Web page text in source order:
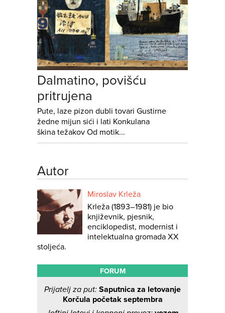
Dalmatino, povišću
pritrujena
Pute, laze pizon dubli tovari Gustirne
žedne mijun sići i lati Konkulana
škina težakov Od motik...
Autor
Miroslav Krleža
Krleža (1893–1981) je bio
književnik, pjesnik,
enciklopedist, modernist i
intelektualna gromada XX
stoljeća.
FORUM
Prijatelj za put: Saputnica za letovanje
Korčula početak septembra